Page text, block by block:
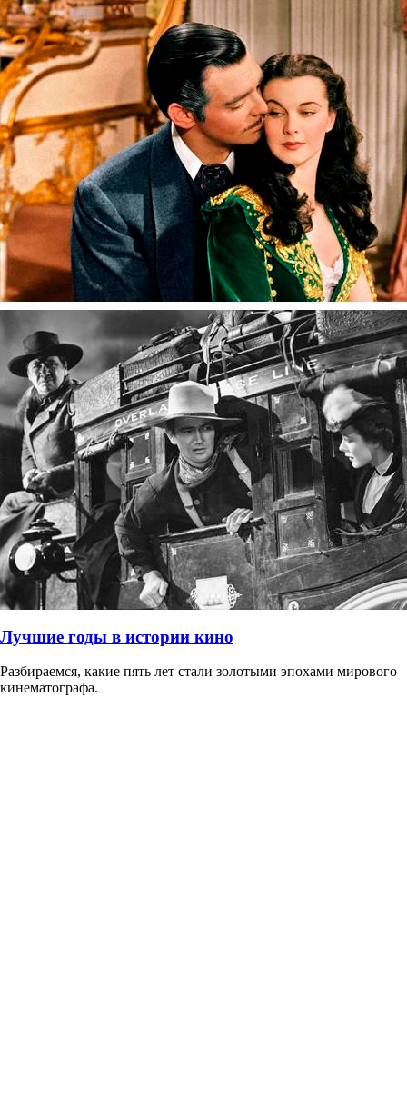
Лучшие годы в истории кино
Разбираемся, какие пять лет стали золотыми эпохами мирового
кинематографа.